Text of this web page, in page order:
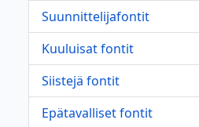
Suunnittelijafontit
Kuuluisat fontit
Siistejä fontit
Epätavalliset fontit